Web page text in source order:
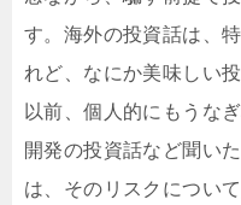
す。海外の投資話は、
れど、なにか美味しい
以前、個人的にもうな
開発の投資話など聞い
は、そのリスクについ